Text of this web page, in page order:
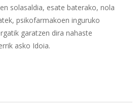
solasaldia, esate baterako, nola
psikofarmakoen inguruko
garatzen dira nahaste
asko Idoia.